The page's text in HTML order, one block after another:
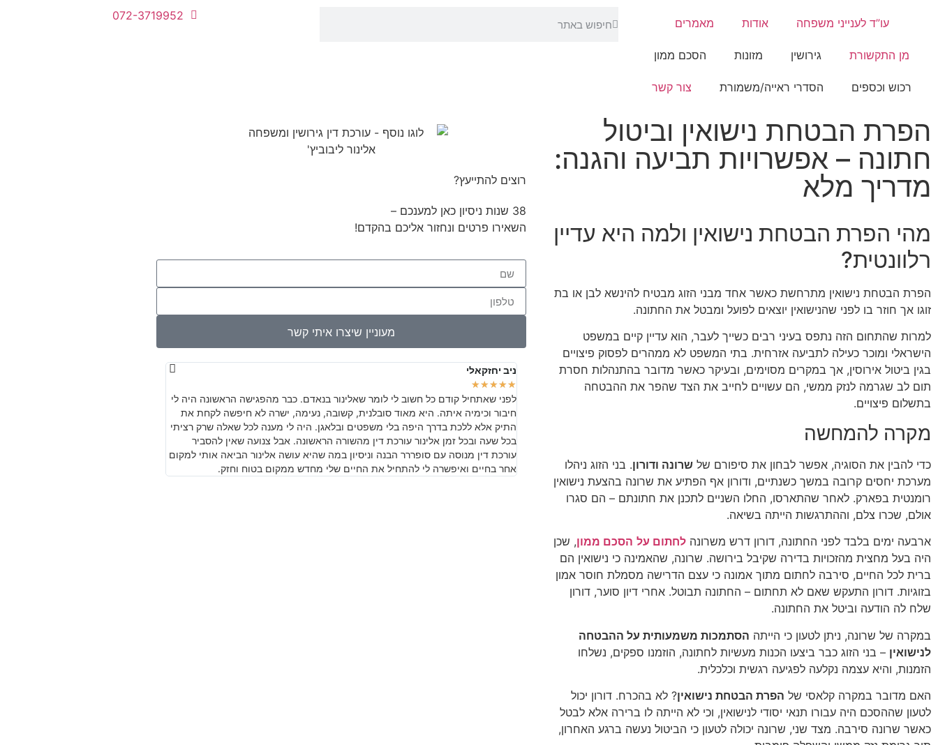
עו”ד לענייני משפחה אודות מאמרים
מן התקשורת גירושין מזונות הסכם ממון
רכוש וכספים הסדרי ראייה/משמורת צור קשר
072-3719952
הפרת הבטחת נישואין וביטול
חתונה – אפשרויות תביעה והגנה:
מדריך מלא
מהי הפרת הבטחת נישואין ולמה היא עדיין
רלוונטית?
הפרת הבטחת נישואין מתרחשת כאשר אחד מבני הזוג מבטיח להינשא לבן או בת
זוגו אך חוזר בו לפני שהנישואין יוצאים לפועל ומבטל את החתונה.
למרות שהתחום הזה נתפס בעיני רבים כשייך לעבר, הוא עדיין קיים במשפט
הישראלי ומוכר כעילה לתביעה אזרחית. בתי המשפט לא ממהרים לפסוק פיצויים
בגין ביטול אירוסין, אך במקרים מסוימים, ובעיקר כאשר מדובר בהתנהלות חסרת
תום לב שגרמה לנזק ממשי, הם עשויים לחייב את הצד שהפר את ההבטחה
בתשלום פיצויים.
מקרה להמחשה
כדי להבין את הסוגיה, אפשר לבחון את סיפורם של שרונה ודורון. בני הזוג ניהלו
מערכת יחסים קרובה במשך כשנתיים, ודורון אף הפתיע את שרונה בהצעת נישואין
רומנטית בפארק. לאחר שהתארסו, החלו השניים לתכנן את חתונתם – הם סגרו
אולם, שכרו צלם, וההתרגשות הייתה בשיאה.
ארבעה ימים בלבד לפני החתונה, דורון דרש משרונה לחתום על הסכם ממון, שכן
היה בעל מחצית מהזכויות בדירה שקיבל בירושה. שרונה, שהאמינה כי נישואין הם
ברית לכל החיים, סירבה לחתום מתוך אמונה כי עצם הדרישה מסמלת חוסר אמון
בזוגיות. דורון התעקש שאם לא תחתום – החתונה תבוטל. אחרי דיון סוער, דורון
שלח לה הודעה וביטל את החתונה.
במקרה של שרונה, ניתן לטעון כי הייתה הסתמכות משמעותית על ההבטחה
לנישואין – בני הזוג כבר ביצעו הכנות מעשיות לחתונה, הוזמנו ספקים, נשלחו
הזמנות, והיא עצמה נקלעה לפגיעה רגשית וכלכלית.
האם מדובר במקרה קלאסי של הפרת הבטחת נישואין? לא בהכרח. דורון יכול
לטעון שההסכם היה עבורו תנאי יסודי לנישואין, וכי לא הייתה לו ברירה אלא לבטל
כאשר שרונה סירבה. מצד שני, שרונה יכולה לטעון כי הביטול נעשה ברגע האחרון,
רוצים להתייעץ?
38 שנות ניסיון כאן למענכם –
השאירו פרטים ונחזור אליכם בהקדם!
מעוניין שיצרו איתי קשר
ניב יחזקאלי
★
★
★
★
★
לפני שאתחיל קודם כל חשוב לי לומר שאלינור בנאדם. כבר מהפגישה הראשונה היה לי
חיבור וכימיה איתה. היא מאוד סובלנית, קשובה, נעימה, ישרה לא חיפשה לקחת את
התיק אלא ללכת בדרך היפה בלי משפטים ובלאגן. היה לי מענה לכל שאלה שרק רציתי
בכל שעה ובכל זמן אלינור עורכת דין מהשורה הראשונה. אבל צנועה שאין להסביר
עורכת דין מנוסה עם סופררר הבנה וניסיון במה שהיא עושה אלינור הביאה אותי למקום
אחר בחיים ואיפשרה לי להתחיל את החיים שלי מחדש ממקום בטוח וחזק.